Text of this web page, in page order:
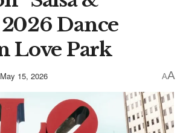
Dance
Love Park
May 15, 2026 AA